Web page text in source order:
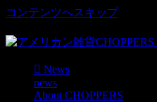
コンテンツへスキップ
News
news
About CHOPPERS